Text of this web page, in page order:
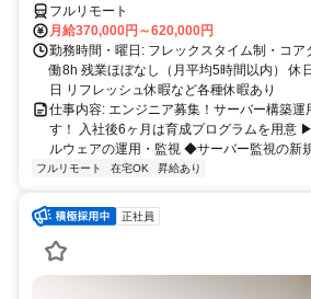
フルリモート
月給370,000円～620,000円
勤務時間・曜日: フレックスタイム制・コ
働8h 残業ほぼなし（月平均5時間以内） 休
日 リフレッシュ休暇など各種休暇あり
仕事内容: エンジニア募集！サーバー構築運
す！ 入社後6ヶ月は育成プログラムを用意
ルウェアの運用・監視 ◆サーバー監視の新
フルリモート 在宅OK 昇給あり
正社員